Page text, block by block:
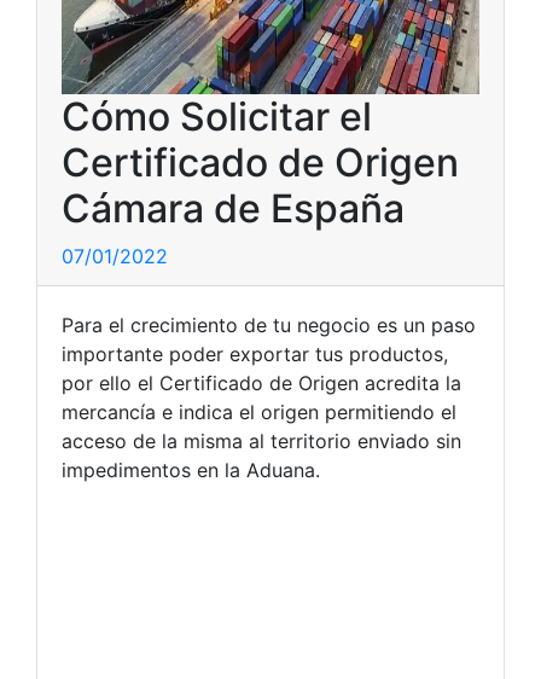
Cómo Solicitar el
Certificado de Origen
Cámara de España
07/01/2022
Para el crecimiento de tu negocio es un paso
importante poder exportar tus productos,
por ello el Certificado de Origen acredita la
mercancía e indica el origen permitiendo el
acceso de la misma al territorio enviado sin
impedimentos en la Aduana.